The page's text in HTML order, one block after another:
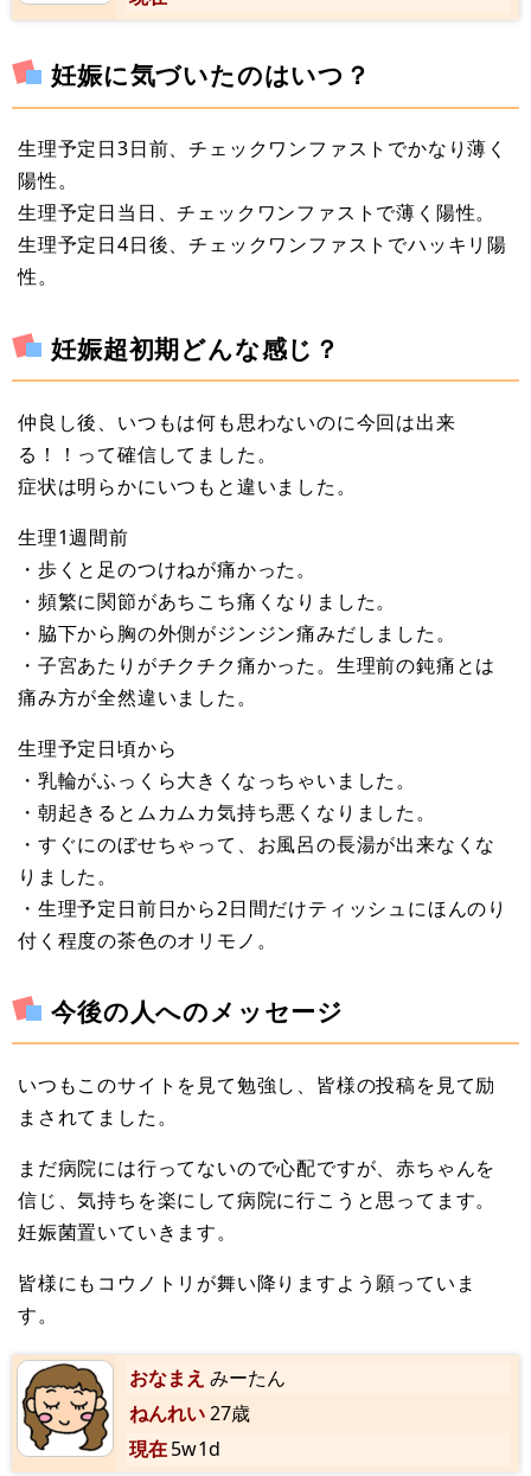
妊娠に気づいたのはいつ？
生理予定日3日前、チェックワンファストでかなり薄く
陽性。
生理予定日当日、チェックワンファストで薄く陽性。
生理予定日4日後、チェックワンファストでハッキリ陽
性。
妊娠超初期どんな感じ？
仲良し後、いつもは何も思わないのに今回は出来
る！！って確信してました。
症状は明らかにいつもと違いました。
生理1週間前
・歩くと足のつけねが痛かった。
・頻繁に関節があちこち痛くなりました。
・脇下から胸の外側がジンジン痛みだしました。
・子宮あたりがチクチク痛かった。生理前の鈍痛とは
痛み方が全然違いました。
生理予定日頃から
・乳輪がふっくら大きくなっちゃいました。
・朝起きるとムカムカ気持ち悪くなりました。
・すぐにのぼせちゃって、お風呂の長湯が出来なくな
りました。
・生理予定日前日から2日間だけティッシュにほんのり
付く程度の茶色のオリモノ。
今後の人へのメッセージ
いつもこのサイトを見て勉強し、皆様の投稿を見て励
まされてました。
まだ病院には行ってないので心配ですが、赤ちゃんを
信じ、気持ちを楽にして病院に行こうと思ってます。
妊娠菌置いていきます。
皆様にもコウノトリが舞い降りますよう願っていま
す。
おなまえ みーたん
ねんれい27歳
現在5w1d